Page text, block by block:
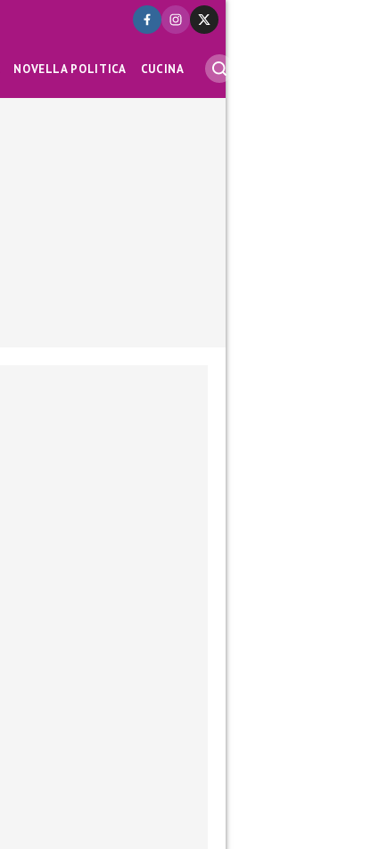
NOVELLA POLITICA CUCINA